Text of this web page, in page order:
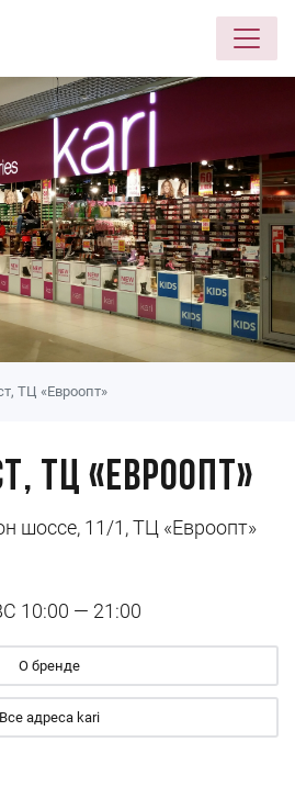
ТЦ «Евроопт»
ТЦ «Евроопт»
шоссе, 11/1, ТЦ «Евроопт»
10:00 — 21:00
О бренде
Все адреса kari